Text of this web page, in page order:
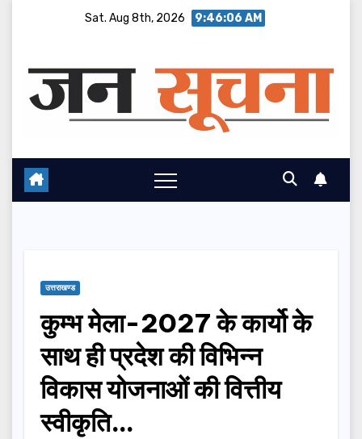
Sat. Aug 8th, 2026 9:46:07 AM
उत्तराखण्ड
कुम्भ मेला-2027 के कार्यो के
साथ ही प्रदेश की विभिन्न
विकास योजनाओं की वित्तीय
स्वीकृति…